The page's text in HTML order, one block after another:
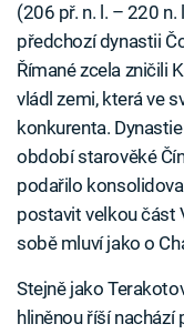
(206 př. n. l. – 220
předchozí dynastii
Římané zcela zničili
vládl zemi, která ve
konkurenta.
období starověké
podařilo
postavit velkou část
sobě mluví jako o
Stejně jako
hliněnou říší